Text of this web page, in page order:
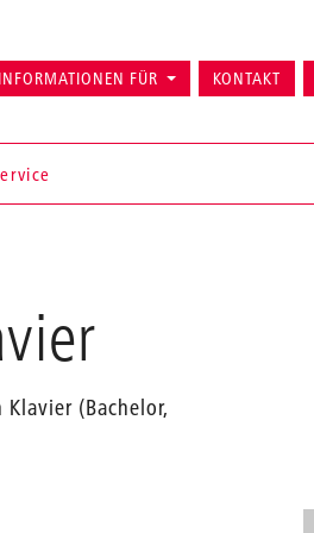
INFORMATIONEN FÜR KONTAKT
(Bachelor,